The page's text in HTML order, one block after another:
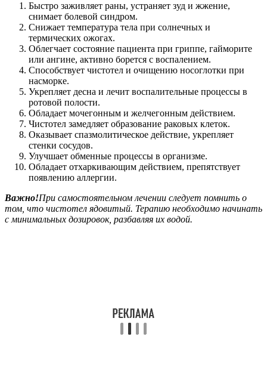
Быстро заживляет раны, устраняет зуд и жжение,
снимает болевой синдром.
Снижает температура тела при солнечных и
термических ожогах.
Облегчает состояние пациента при гриппе, гайморите
или ангине, активно борется с воспалением.
Способствует чистотел и очищению носоглотки при
насморке.
Укрепляет десна и лечит воспалительные процессы в
ротовой полости.
Обладает мочегонным и желчегонным действием.
Чистотел замедляет образование раковых клеток.
Оказывает спазмолитическое действие, укрепляет
стенки сосудов.
Улучшает обменные процессы в организме.
Обладает отхаркивающим действием, препятствует
появлению аллергии.
Важно!При самостоятельном лечении следует помнить о
том, что чистотел ядовитый. Терапию необходимо начинать
с минимальных дозировок, разбавляя их водой.